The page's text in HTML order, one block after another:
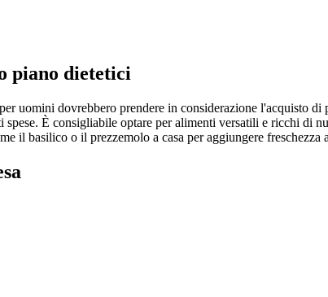
piano dietetici
uomini dovrebbero prendere in considerazione l'acquisto
È consigliabile optare per alimenti versatili e ricchi di
il basilico o il prezzemolo a casa per aggiungere